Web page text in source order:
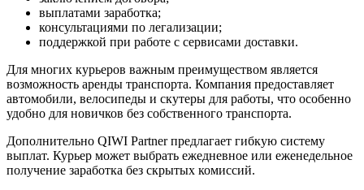
выплатами заработка;
консультациями по легализации;
поддержкой при работе с сервисами доставки.
Для многих курьеров важным преимуществом является
возможность аренды транспорта. Компания предоставляет
автомобили, велосипеды и скутеры для работы, что особенно
удобно для новичков без собственного транспорта.
Дополнительно QIWI Partner предлагает гибкую систему
выплат. Курьер может выбрать ежедневное или еженедельное
получение заработка без скрытых комиссий.